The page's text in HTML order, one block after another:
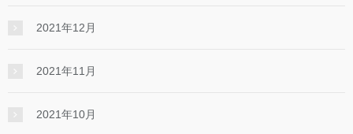
2021年12月
2021年11月
2021年10月